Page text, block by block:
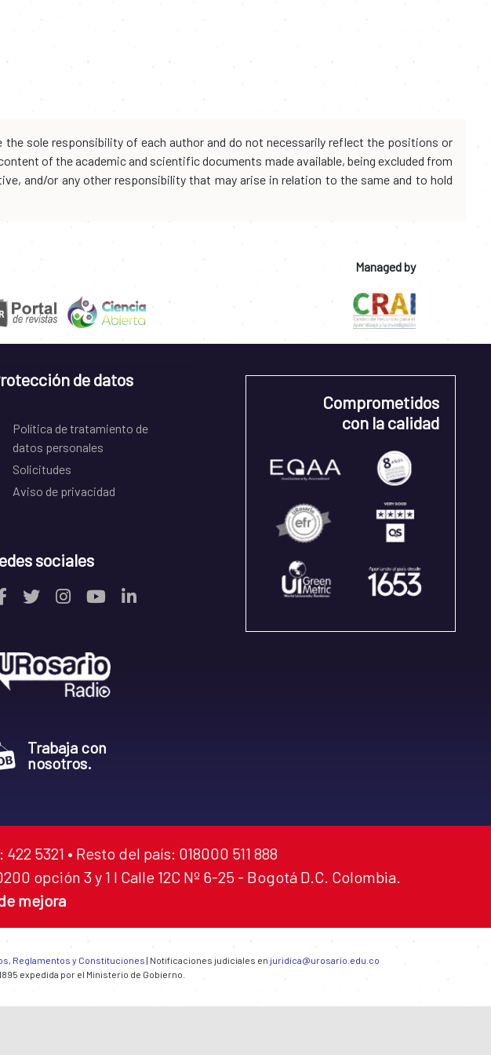
sole responsibility of each author and do not necessarily reflect the positions or
of the academic and scientific documents made available, being excluded from
and/or any other responsibility that may arise in relation to the same and to hold
Managed by
de datos
Política de tratamiento de
datos personales
Solicitudes
Aviso de privacidad
sociales
Trabaja con
nosotros.
Comprometidos
con la calidad
5321 • Resto del país: 018000 511 888
opción 3 y 1 I Calle 12C Nº 6-25 - Bogotá D.C. Colombia.
mejora
Reglamentos y Constituciones | Notificaciones judiciales en juridica@urosario.edu.co
expedida por el Ministerio de Gobierno.